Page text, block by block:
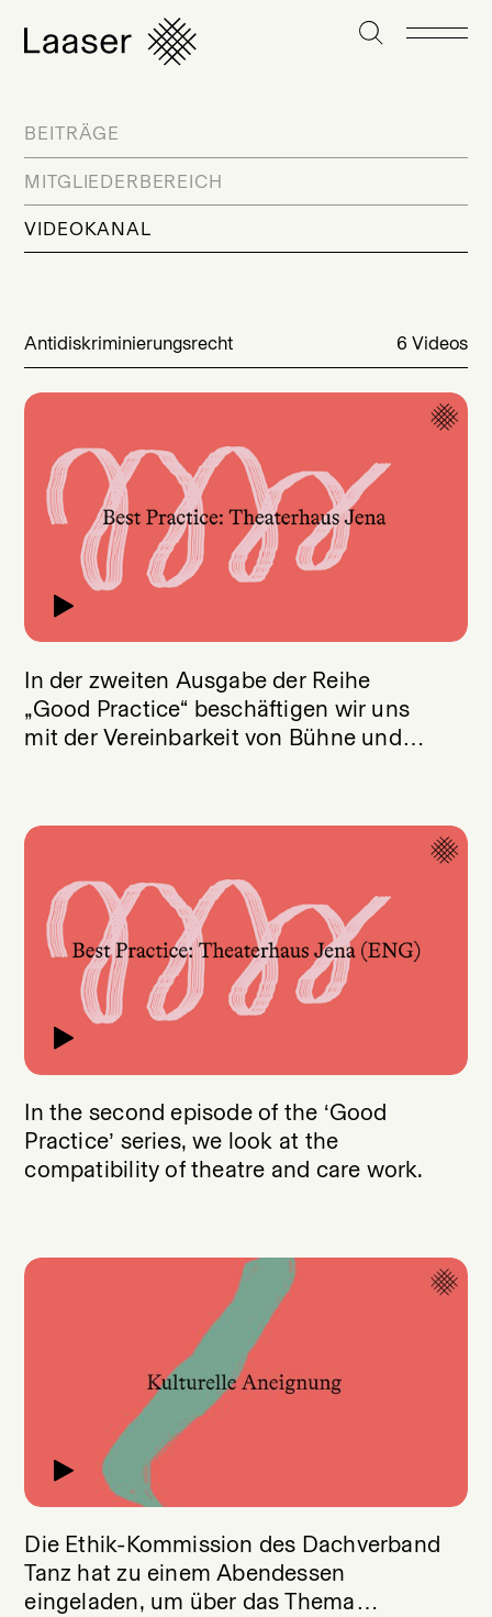
BEITRÄGE
MITGLIEDERBEREICH
VIDEOKANAL
Antidiskriminierungsrecht 6 Videos
In der zweiten Ausgabe der Reihe
„Good Practice“ beschäftigen wir uns
mit der Vereinbarkeit von Bühne und
In the second episode of the ‘Good
Practice’ series, we look at the
compatibility of theatre and care work.
Die Ethik-Kommission des Dachverband
Tanz hat zu einem Abendessen
eingeladen, um über das Thema